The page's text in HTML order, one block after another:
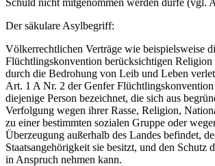
Der säkulare Asylbegriff:
Völkerrechtlichen Verträge wie beispielsweise
Flüchtlingskonvention berücksichtigen Religion
durch die Bedrohung von Leib und Leben
Art. 1 A Nr. 2 der Genfer
diejenige Person bezeichnet, die sich aus
Verfolgung wegen ihrer Rasse, Religion,
zu einer bestimmten sozialen Gruppe oder
Überzeugung außerhalb des Landes befindet,
Staatsangehörigkeit sie besitzt, und den Schutz
in Anspruch nehmen kann.